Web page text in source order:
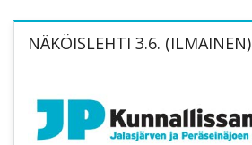
NÄKÖISLEHTI 3.6. (ILMAINEN)